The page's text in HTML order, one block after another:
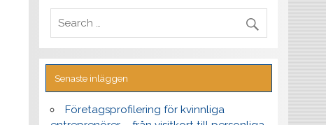
Senaste inläggen
Företagsprofilering för kvinnliga